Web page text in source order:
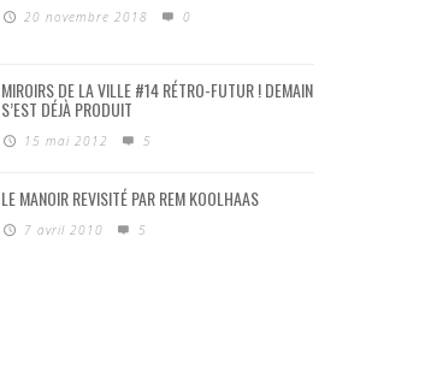
20 novembre 2018 0
MIROIRS DE LA VILLE #14 RÉTRO-FUTUR ! DEMAIN
S’EST DÉJÀ PRODUIT
15 mai 2012 5
LE MANOIR REVISITÉ PAR REM KOOLHAAS
7 avril 2010 5